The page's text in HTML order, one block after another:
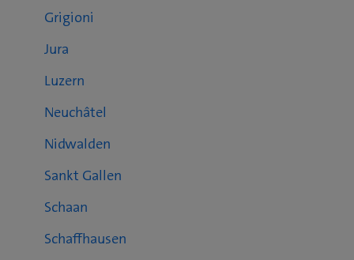
Grigioni
Jura
Luzern
Neuchâtel
Nidwalden
Sankt Gallen
Schaan
Schaffhausen